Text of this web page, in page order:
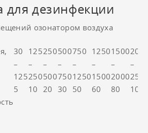
для дезинфекции
озонатором воздуха
30
–
125
125
–
250
250
–
500
500
–
750
750
–
1250
1250
–
1500
1500
–
2000
–
5 10 20 30 50 60 80 100